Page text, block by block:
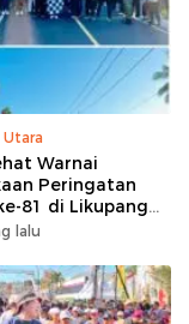
Warnai
Peringatan
81 di Likupang
lalu